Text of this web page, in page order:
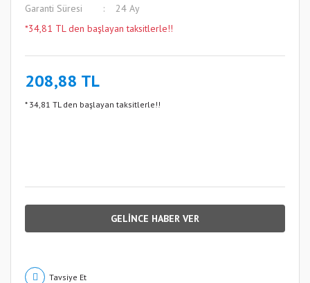
Garanti Süresi
24 Ay
*34,81 TL den başlayan taksitlerle!!
208,88 TL
* 34,81 TL den başlayan taksitlerle!!
GELİNCE HABER VER
Tavsiye Et